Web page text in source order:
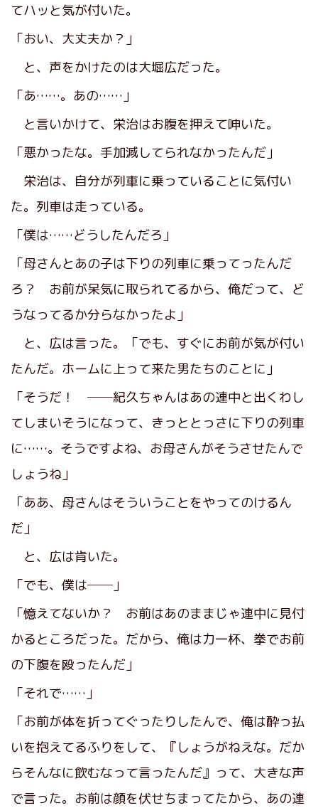
てハッと気が付いた。
「おい、大丈夫か？」
と、声をかけたのは大堀広だった。
「あ……。あの……」
と言いかけて、栄治はお腹を押えて呻いた。
「悪かったな。手加減してられなかったんだ」
栄治は、自分が列車に乗っていることに気付い
た。列車は走っている。
「僕は……どうしたんだろ」
「母さんとあの子は下りの列車に乗ってったんだ
ろ？ お前が呆気に取られてるから、俺だって、ど
うなってるか分らなかったよ」
と、広は言った。「でも、すぐにお前が気が付い
たんだ。ホームに上って来た男たちのことに」
「そうだ！ ──紀久ちゃんはあの連中と出くわし
てしまいそうになって、きっととっさに下りの列車
に……。そうですよね、お母さんがそうさせたんで
しょうね」
「ああ、母さんはそういうことをやってのけるん
だ」
と、広は肯いた。
「でも、僕は──」
「憶えてないか？ お前はあのままじゃ連中に見付
かるところだった。だから、俺は力一杯、拳でお前
の下腹を殴ったんだ」
「それで……」
「お前が体を折ってぐったりしたんで、俺は酔っ払
いを抱えてるふりをして、『しょうがねえな。だか
らそんなに飲むなって言ったんだ』って、大きな声
で言った。お前は顔を伏せちまってたから、あの連